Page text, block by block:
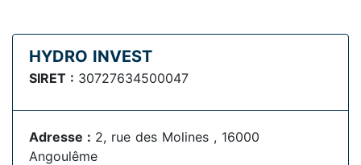
HYDRO INVEST
SIRET : 30727634500047
Adresse : 2, rue des Molines , 16000
Angoulême